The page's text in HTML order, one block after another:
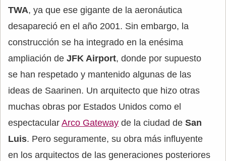
TWA, ya que ese gigante de la aeronáutica
desapareció en el año 2001. Sin embargo, la
construcción se ha integrado en la enésima
ampliación de JFK Airport, donde por supuesto
se han respetado y mantenido algunas de las
ideas de Saarinen. Un arquitecto que hizo otras
muchas obras por Estados Unidos como el
espectacular Arco Gateway de la ciudad de San
Luis. Pero seguramente, su obra más influyente
en los arquitectos de las generaciones posteriores